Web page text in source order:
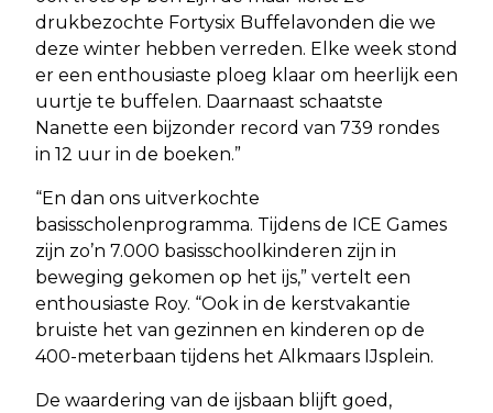
drukbezochte Fortysix Buffelavonden die we
deze winter hebben verreden. Elke week stond
er een enthousiaste ploeg klaar om heerlijk een
uurtje te buffelen. Daarnaast schaatste
Nanette een bijzonder record van 739 rondes
in 12 uur in de boeken.”
“En dan ons uitverkochte
basisscholenprogramma. Tijdens de ICE Games
zijn zo’n 7.000 basisschoolkinderen zijn in
beweging gekomen op het ijs,” vertelt een
enthousiaste Roy. “Ook in de kerstvakantie
bruiste het van gezinnen en kinderen op de
400-meterbaan tijdens het Alkmaars IJsplein.
De waardering van de ijsbaan blijft goed,